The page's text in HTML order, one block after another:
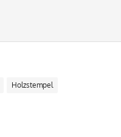
Holzstempel